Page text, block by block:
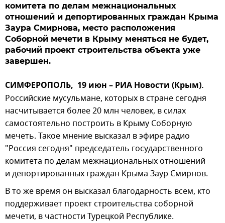
комитета по делам межнациональных
отношений и депортированных граждан Крыма
Заура Смирнова, место расположения
Соборной мечети в Крыму меняться не будет,
рабочий проект строительства объекта уже
завершен.
СИМФЕРОПОЛЬ, 19 июн – РИА Новости (Крым).
Российские мусульмане, которых в стране сегодня
насчитывается более 20 млн человек, в силах
самостоятельно построить в Крыму Соборную
мечеть. Такое мнение высказал в эфире радио
"Россия сегодня" председатель государственного
комитета по делам межнациональных отношений
и депортированных граждан Крыма Заур Смирнов.
В то же время он высказал благодарность всем, кто
поддерживает проект строительства соборной
мечети, в частности Турецкой Республике.